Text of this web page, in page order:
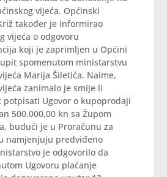
vijeća. Općinski
također je informirao
vijeća o odgovoru
koji je zaprimljen u Općini
spomenutom ministarstvu
Marija Šiletića. Naime,
zanimalo je smije li
potpisati Ugovor o kupoprodaji
500.000,00 kn sa Župom
budući je u Proračunu za
namjenjuju predviđeno
je odgovorilo da
Ugovoru plaćanje